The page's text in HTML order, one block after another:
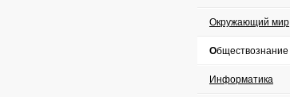
Окружающий мир
Обществознание
Информатика